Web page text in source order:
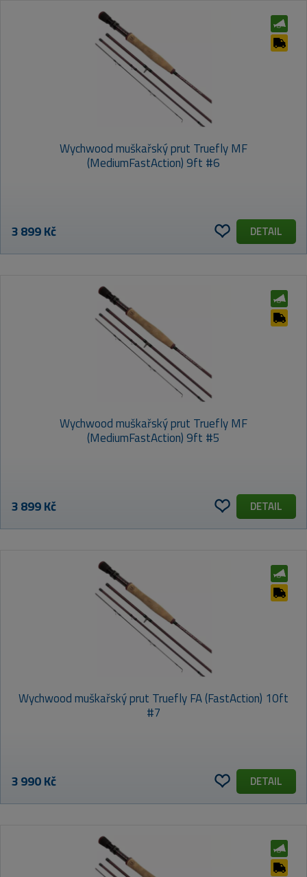
Wychwood muškařský prut Truefly MF
(MediumFastAction) 9ft #6
3 899 Kč DETAIL
Wychwood muškařský prut Truefly MF
(MediumFastAction) 9ft #5
3 899 Kč DETAIL
Wychwood muškařský prut Truefly FA (FastAction) 10ft
#7
3 990 Kč DETAIL